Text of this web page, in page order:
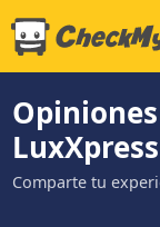
LuxXpress
Comparte tu